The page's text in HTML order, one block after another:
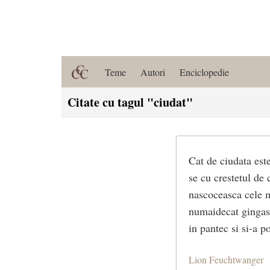
Teme Autori Enciclopedie
Citate cu tagul "ciudat"
Cat de ciudata
se cu crestetul de
nascoceasca
numaidecat
in pantec si si-a
Lion Feuchtwanger